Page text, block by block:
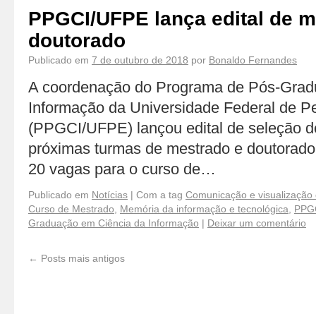
PPGCI/UFPE lança edital de
doutorado
Publicado em 7 de outubro de 2018 por Bonaldo Fernandes
A coordenação do Programa de Pós-
Informação da Universidade Federal de
(PPGCI/UFPE) lançou edital de seleção
próximas turmas de mestrado e
20 vagas para o curso de…
Publicado em Notícias | Com a tag Comunicação e visualização
Curso de Mestrado
Memória da informação e tecnológica
Graduação em Ciência da Informação | Deixar um comentário
← Posts mais antigos